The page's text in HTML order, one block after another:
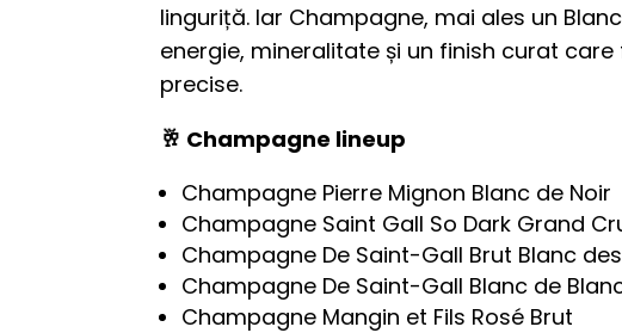
linguriță. Iar Champagne, mai ales un
energie, mineralitate și un finish curat
precise.
🥂 Champagne lineup
Champagne Pierre Mignon Blanc de Noir
Champagne Saint Gall So Dark Grand
Champagne De Saint-Gall Brut Blanc
Champagne De Saint-Gall Blanc de
Champagne Mangin et Fils Rosé Brut